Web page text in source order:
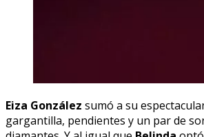
Eiza González sumó a su
gargantilla, pendientes y un par de